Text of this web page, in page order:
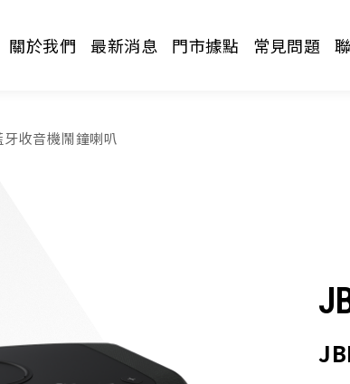
關於我們 最新消息 門市據點 常見問題
收音機鬧鐘喇叭